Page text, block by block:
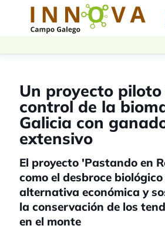
Un proyecto
control de la
Galicia con
extensivo
El proyecto 'Pastando en
como el desbroce
alternativa económica y
la conservación de los
en el monte